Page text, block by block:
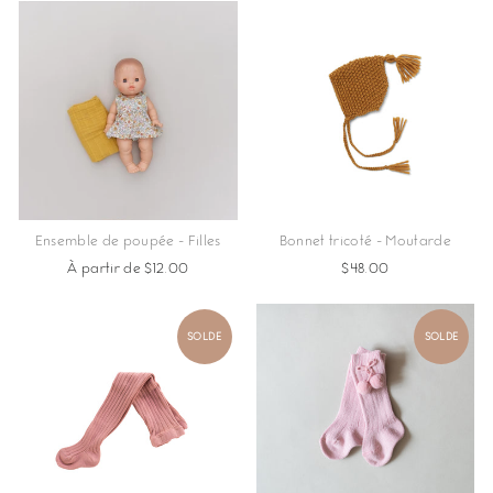
Ensemble de poupée - Filles
À partir de $12.00
Bonnet tricoté - Moutarde
$48.00
SOLDE SOLDE